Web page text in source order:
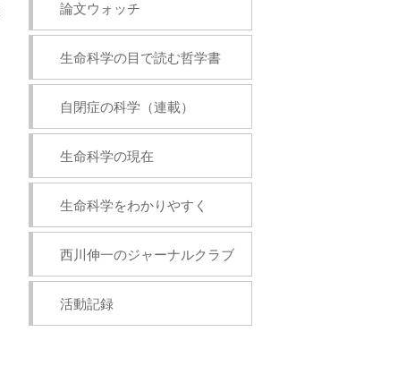
論文ウォッチ
生命科学の目で読む哲学書
自閉症の科学（連載）
生命科学の現在
生命科学をわかりやすく
西川伸一のジャーナルクラブ
活動記録